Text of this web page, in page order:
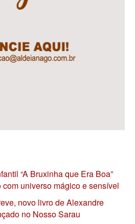
“A Bruxinha que Era Boa”
universo mágico e sensível
novo livro de Alexandre
no Nosso Sarau